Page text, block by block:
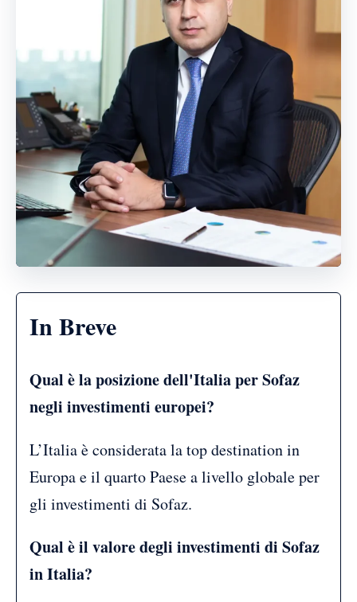
In Breve
Qual è la posizione dell'Italia per Sofaz
negli investimenti europei?
L’Italia è considerata la top destination in
Europa e il quarto Paese a livello globale per
gli investimenti di Sofaz.
Qual è il valore degli investimenti di Sofaz
in Italia?